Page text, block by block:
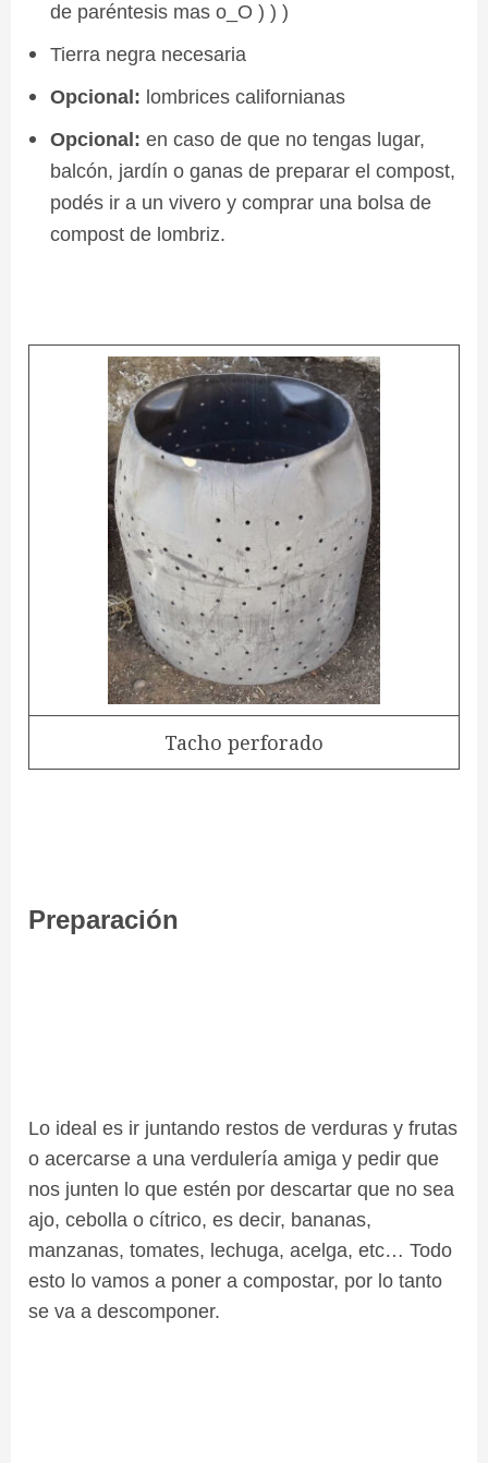
de paréntesis mas o_O ) ) )
Tierra negra necesaria
Opcional: lombrices californianas
Opcional: en caso de que no tengas lugar,
balcón, jardín o ganas de preparar el compost,
podés ir a un vivero y comprar una bolsa de
compost de lombriz.
Tacho perforado
Preparación
Lo ideal es ir juntando restos de verduras y frutas
o acercarse a una verdulería amiga y pedir que
nos junten lo que estén por descartar que no sea
ajo, cebolla o cítrico, es decir, bananas,
manzanas, tomates, lechuga, acelga, etc… Todo
esto lo vamos a poner a compostar, por lo tanto
se va a descomponer.